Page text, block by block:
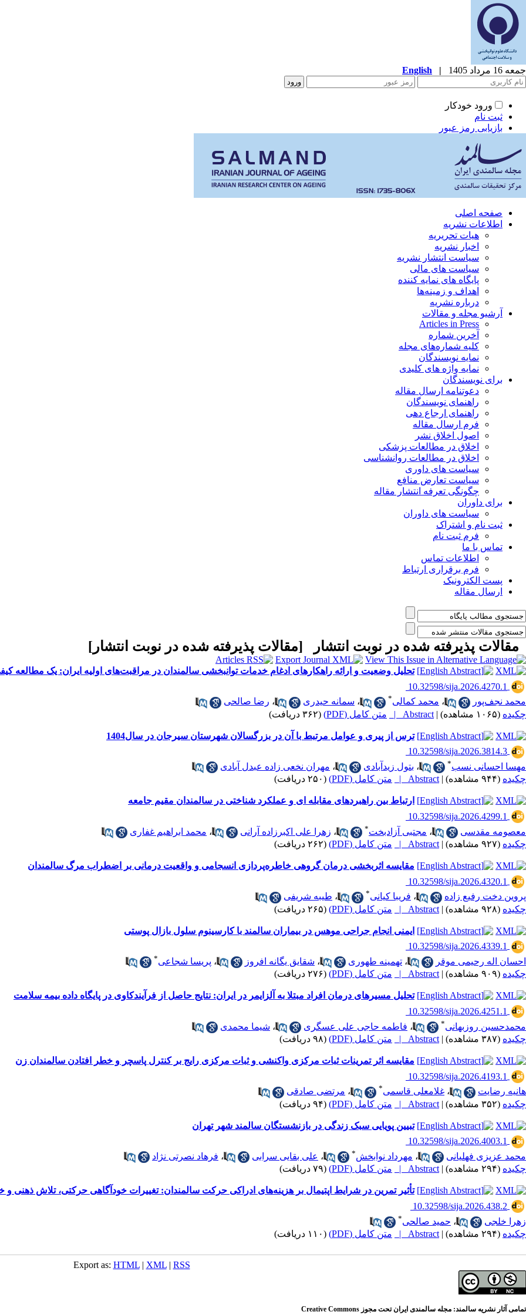
جمعه 16 مرداد 1405 |
English
ورود خودکار
ثبت نام
بازیابی رمز عبور
صفحه اصلی
اطلاعات نشریه
هیات تحریریه
اخبار نشریه
سیاست انتشار نشریه
سیاست های مالی
پایگاه های نمایه کننده
اهداف و زمینه‌ها
درباره نشریه
آرشیو مجله و مقالات
Articles in Press
آخرین شماره
کلیه شماره‌های مجله
نمایه نویسندگان
نمایه واژه های کلیدی
برای نویسندگان
دعوتنامه ارسال مقاله
راهنمای نویسندگان
راهنمای ارجاع دهی
فرم ارسال مقاله
اصول اخلاق نشر
اخلاق در مطالعات پزشکی
اخلاق در مطالعات روانشناسی
سیاست های داوری
سیاست تعارض منافع
چگونگی تعرفه انتشار مقاله
برای داوران
سیاست های داوران
ثبت نام و اشتراک
فرم ثبت نام
تماس با ما
اطلاعات تماس
فرم برقراری ارتباط
پست الکترونیک
ارسال مقاله
مقالات پذیرفته شده در نوبت انتشار [مقالات پذیرفته شده در نوبت انتشار ]
تحلیل وضعیت و ارائه راهکارهای ادغام خدمات توانبخشی سالمندان در مراقبت‌های اولیه ایران: یک مطالعه
‎ 10.32598/sija.2026.4270.1
محمد نجف‌پور
، محمد کمالی* ، سمانه حیدری ، رضا صالحی
چکیده (۱۰۶۵ مشاهده) |
Abstract | متن کامل (PDF) (۳۶۲ دریافت)
ترس از پیری و عوامل مرتبط با آن در بزرگسالان شهرستان سیرجان در سال1404
‎ 10.32598/sija.2026.3814.3
مهسا احسانی نسب* ، بتول زیدآبادی ، مهران نخعی زاده عبدل آبادی
چکیده (۹۴۴ مشاهده) |
Abstract | متن کامل (PDF) (۲۵۰ دریافت)
ارتباط بین راهبردهای مقابله ای و عملکرد شناختی در سالمندان مقیم جامعه
‎ 10.32598/sija.2026.4299.1
معصومه مقدسی
، مجتبی آزادبخت* ، زهرا علی اکبرزاده آرانی ، محمد ابراهیم غفاری
چکیده (۹۲۷ مشاهده) |
Abstract | متن کامل (PDF) (۲۶۲ دریافت)
مقایسه اثربخشی درمان گروهی خاطره‌پردازی انسجامی و واقعیت درمانی بر اضطراب مرگ سالمندان
‎ 10.32598/sija.2026.4320.1
پروین دخت رفیع زاده
، فریبا کیانی* ، طیبه شریفی
چکیده (۹۲۸ مشاهده) |
Abstract | متن کامل (PDF) (۲۶۵ دریافت)
ایمنی انجام جراحی موهس در بیماران سالمند با کارسینوم سلول بازال پوستی
‎ 10.32598/sija.2026.4339.1
احسان اله رحیمی موقر
، تهمینه طهوری ، شقایق یگانه افروز ، پریسا شجاعی*
چکیده (۹۰۹ مشاهده) |
Abstract | متن کامل (PDF) (۲۷۶ دریافت)
تحلیل مسیرهای درمان افراد مبتلا به آلزایمر در ایران: نتایج حاصل از فرآیندکاوی در پایگاه‌ داده بیمه سلامت
‎ 10.32598/sija.2026.4251.1
محمدحسین روزبهانی* ، فاطمه حاجی علی عسگری ، شیما محمدی
چکیده (۳۸۷ مشاهده) |
Abstract | متن کامل (PDF) (۹۸ دریافت)
مقایسه اثر تمرینات ثبات مرکزی واکنشی و ثبات مرکزی رایج بر کنترل پاسچر و خطر افتادن سالمندان زن
‎ 10.32598/sija.2026.4193.1
هانیه رضایت
، غلامعلی قاسمی* ، مرتضی صادقی
چکیده (۳۵۲ مشاهده) |
Abstract | متن کامل (PDF) (۹۴ دریافت)
تبیین پویایی سبک زندگی در بازنشستگان سالمند شهر تهران
‎ 10.32598/sija.2026.4003.1
محمد عزیزی فهلیانی
، مهرداد نوابخش* ، علی بقایی سرابی ، فرهاد نصرتی نژاد
چکیده (۲۹۴ مشاهده) |
Abstract | متن کامل (PDF) (۷۹ دریافت)
تأثیر تمرین در شرایط اپتیمال بر هزینه‌های ادراکی حرکت سالمندان: تغییرات خودآگاهی حرکتی، تلاش
‎ 10.32598/sija.2026.438.2
زهرا خلجی
، حمید صالحی*
چکیده (۲۹۴ مشاهده) |
Abstract | متن کامل (PDF) (۱۱۰ دریافت)
Export as: HTML| XML| RSS
تمامی آثار نشریه سالمند: مجله سالمندی ایران تحت مجوز Creative Commons